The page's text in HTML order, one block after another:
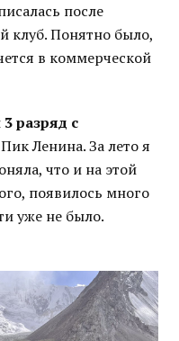
после
клуб. Понятно было,
в коммерческой
разряд с
Ленина. За лето я
что и на этой
появилось много
уже не было.